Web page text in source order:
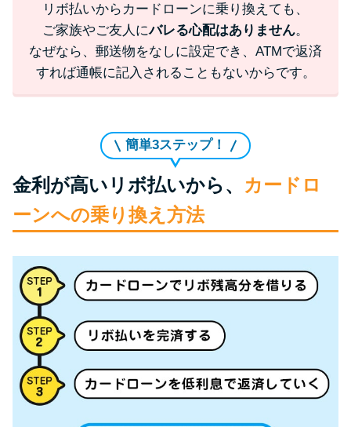
リボ払いからカードローンに乗り換えても、
ご家族やご友人にバレる心配はありません。
なぜなら、郵送物をなしに設定でき、ATMで返済
すれば通帳に記入されることもないからです。
簡単3ステップ！
金利が高いリボ払いから、
カードロ
ーンへの乗り換え方法